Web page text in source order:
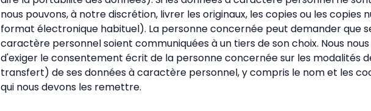
nous pouvons, à notre discrétion, livrer les originaux, les copies ou les copies
format électronique habituel). La personne concernée peut demander que
caractère personnel soient communiquées à un tiers de son choix. Nous
d'exiger le consentement écrit de la personne concernée sur les modalités
transfert) de ses données à caractère personnel, y compris le nom et les
qui nous devons les remettre.